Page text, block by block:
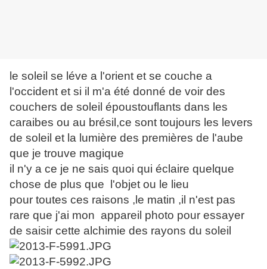
le soleil se léve a l'orient et se couche a
l'occident et si il m'a été donné de voir des
couchers de soleil époustouflants dans les
caraibes ou au brésil,ce sont toujours les levers
de soleil et la lumière des premières de l'aube
que je trouve magique
il n'y a ce je ne sais quoi qui éclaire quelque
chose de plus que l'objet ou le lieu
pour toutes ces raisons ,le matin ,il n'est pas
rare que j'ai mon appareil photo pour essayer
de saisir cette alchimie des rayons du soleil